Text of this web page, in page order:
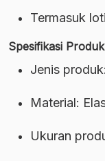
Termasuk
Spesifikasi
Jenis
Material:
Ukuran